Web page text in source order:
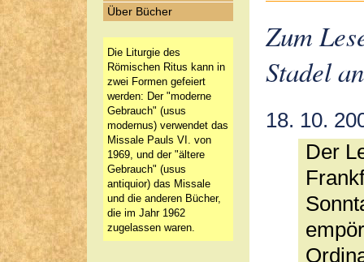
Über Bücher
Die Liturgie des
Römischen Ritus kann in
zwei Formen gefeiert
werden: Der "moderne
Gebrauch" (usus
modernus) verwendet das
Missale Pauls VI. von
1969, und der "ältere
Gebrauch" (usus
antiquior) das Missale
und die anderen Bücher,
die im Jahr 1962
zugelassen waren.
Zum
Stadel
18. 10.
Der